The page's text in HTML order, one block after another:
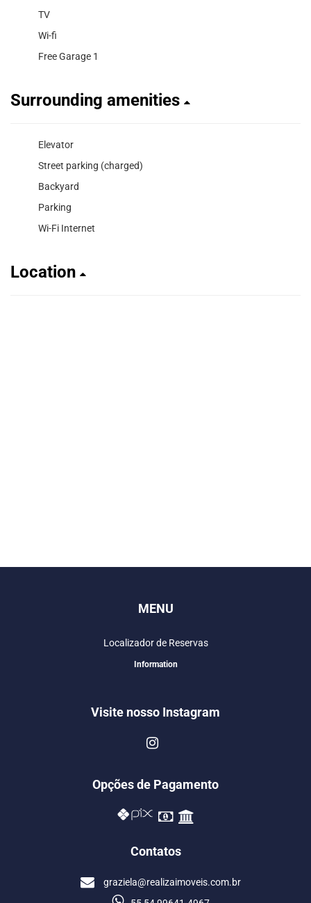
TV
Wi-fi
Free Garage 1
Surrounding amenities
Elevator
Street parking (charged)
Backyard
Parking
Wi-Fi Internet
Location
MENU
Localizador de Reservas
Information
Visite nosso Instagram
Opções de Pagamento
Contatos
graziela@realizaimoveis.com.br